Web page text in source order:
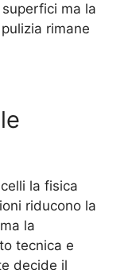
ma la
rimane
la fisica
riducono la
la
tecnica e
decide il